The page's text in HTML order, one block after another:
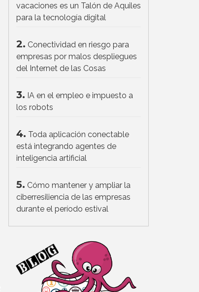
vacaciones es un Talón de Aquiles
para la tecnología digital
2. Conectividad en riesgo para
empresas por malos despliegues
del Internet de las Cosas
3. IA en el empleo e impuesto a
los robots
4. Toda aplicación conectable
está integrando agentes de
inteligencia artificial
5. Cómo mantener y ampliar la
ciberresiliencia de las empresas
durante el período estival